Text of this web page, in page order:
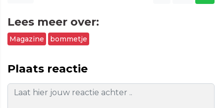
Lees meer over:
Magazine bommetje
Plaats reactie